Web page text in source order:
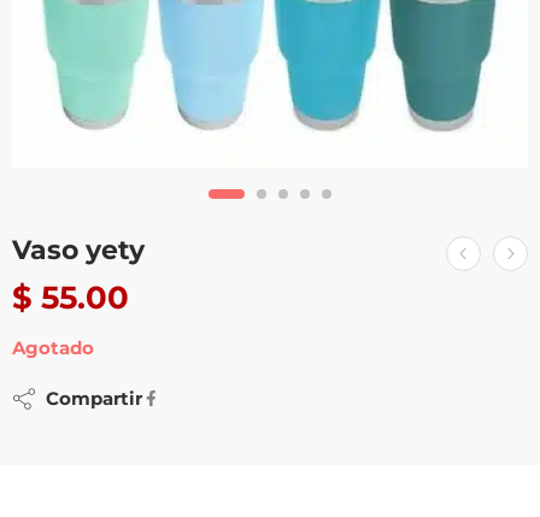
Vaso yety
$ 55.00
Agotado
Compartir